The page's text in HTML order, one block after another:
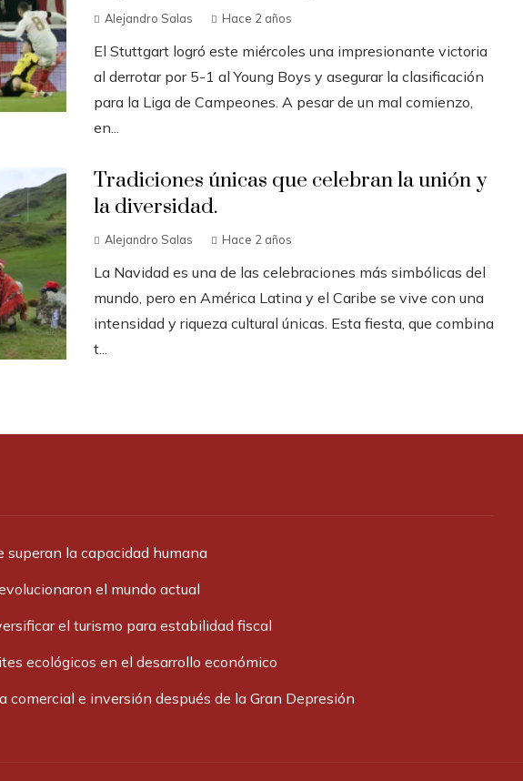
Alejandro Salas Hace 2 años
El Stuttgart logró este miércoles una impresionante victoria
al derrotar por 5-1 al Young Boys y asegurar la clasificación
para la Liga de Campeones. A pesar de un mal comienzo,
en...
Tradiciones únicas que celebran la unión y
la diversidad.
Alejandro Salas Hace 2 años
La Navidad es una de las celebraciones más simbólicas del
mundo, pero en América Latina y el Caribe se vive con una
intensidad y riqueza cultural únicas. Esta fiesta, que combina
t...
superan la capacidad humana
el mundo actual
el turismo para estabilidad fiscal
ecológicos en el desarrollo económico
comercial e inversión después de la Gran Depresión